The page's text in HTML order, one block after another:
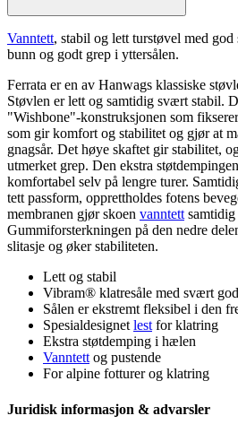
Vanntett, stabil og lett turstøvel med
bunn og godt grep i yttersålen.
Ferrata er en av Hanwags klassiske
Støvlen er lett og samtidig svært stabil.
"Wishbone"-konstruksjonen som
som gir komfort og stabilitet og gjør at
gnagsår. Det høye skaftet gir stabilitet,
utmerket grep. Den ekstra
komfortabel selv på lengre turer.
tett passform, opprettholdes fotens
membranen gjør skoen vanntett samtidig
Gummiforsterkningen på den nedre
slitasje og øker stabiliteten.
Lett og stabil
Vibram® klatresåle med svært
Sålen er ekstremt fleksibel i den
Spesialdesignet lest for klatring
Ekstra støtdemping i hælen
Vanntett og pustende
For alpine fotturer og klatring
Juridisk informasjon & advarsler